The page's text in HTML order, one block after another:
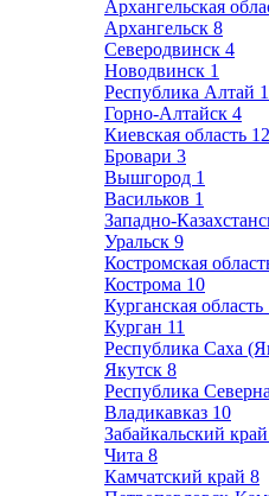
Архангельская
Архангельск 8
Северодвинск 4
Новодвинск 1
Республика Алтай
Горно-Алтайск 4
Киевская область 12
Бровари 3
Вышгород 1
Васильков 1
Западно-
Уральск 9
Костромская
Кострома 10
Курганская область
Курган 11
Республика Саха
Якутск 8
Республика
Владикавказ 10
Забайкальский край
Чита 8
Камчатский край 8